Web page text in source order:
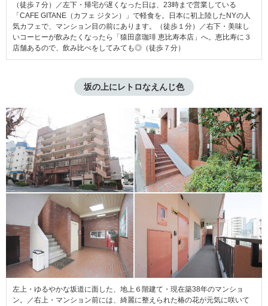
（徒歩７分）／左下・帰宅が遅くなった日は、23時まで営業している
「CAFE GITANE（カフェ ジタン）」で軽食を。日本に初上陸したNYの人
気カフェで、マンション目の前にあります。（徒歩１分）／右下・美味し
いコーヒーが飲みたくなったら「猿田彦珈琲 恵比寿本店」へ。恵比寿に３
店舗あるので、飲み比べをしてみても◎（徒歩７分）
坂の上にレトロなえんじ色
左上・ゆるやかな坂道に面した、地上６階建て・現在築38年のマンショ
ン。／右上・マンション前には、綺麗に整えられた椿の花が元気に咲いて